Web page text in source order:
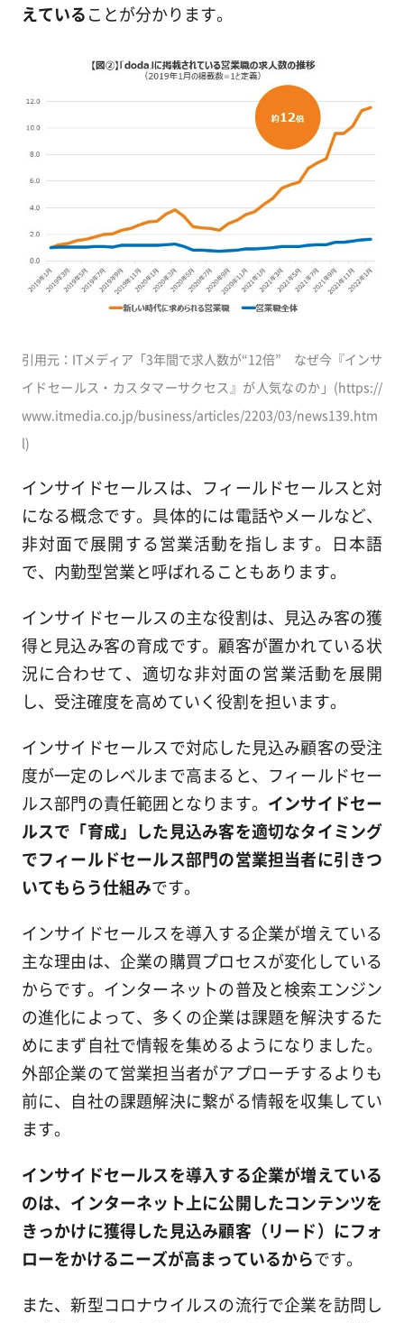
えていることが分かります。
引用元：ITメディア「3年間で求人数が“12倍” なぜ今『インサ
イドセールス・カスタマーサクセス』が人気なのか」(https://
www.itmedia.co.jp/business/articles/2203/03/news139.htm
l)
インサイドセールスは、フィールドセールスと対
になる概念です。具体的には電話やメールなど、
非対面で展開する営業活動を指します。日本語
で、内勤型営業と呼ばれることもあります。
インサイドセールスの主な役割は、見込み客の獲
得と見込み客の育成です。顧客が置かれている状
況に合わせて、適切な非対面の営業活動を展開
し、受注確度を高めていく役割を担います。
インサイドセールスで対応した見込み顧客の受注
度が一定のレベルまで高まると、フィールドセー
ルス部門の責任範囲となります。 インサイドセー
ルスで「育成」した見込み客を適切なタイミング
でフィールドセールス部門の営業担当者に引きつ
いてもらう仕組みです。
インサイドセールスを導入する企業が増えている
主な理由は、企業の購買プロセスが変化している
からです。インターネットの普及と検索エンジン
の進化によって、多くの企業は課題を解決するた
めにまず自社で情報を集めるようになりました。
外部企業のて営業担当者がアプローチするよりも
前に、自社の課題解決に繋がる情報を収集してい
ます。
インサイドセールスを導入する企業が増えている
のは、インターネット上に公開したコンテンツを
きっかけに獲得した見込み顧客（リード）にフォ
ローをかけるニーズが高まっているからです。
また、新型コロナウイルスの流行で企業を訪問し